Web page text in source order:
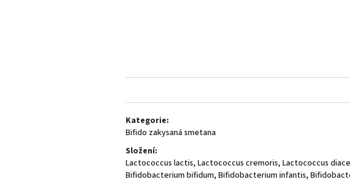
Kategorie:
Bifido zakysaná smetana
Složení:
Lactococcus lactis, Laсtococcus cremoris, Laсtococcus
Bifidobacterium bifidum, Bifidobacterium infantis,